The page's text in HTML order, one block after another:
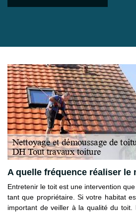
A quelle fréquence réaliser le
Entretenir le toit est une intervention
tant que propriétaire. Si votre habitat
important de veiller à la qualité du toit.